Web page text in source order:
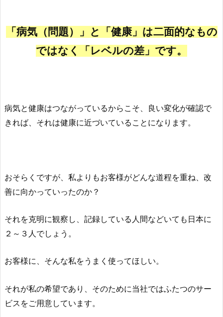
「病気（問題）」と「健康」は二面的なもの
ではなく「レベルの差」です。
病気と健康はつながっているからこそ、良い変化が確認で
きれば、それは健康に近づいていることになります。
おそらくですが、私よりもお客様がどんな道程を重ね、改
善に向かっていったのか？
それを克明に観察し、記録している人間などいても日本に
２～３人でしょう。
お客様に、そんな私をうまく使ってほしい。
それが私の希望であり、そのために当社ではふたつのサー
ビスをご用意しています。